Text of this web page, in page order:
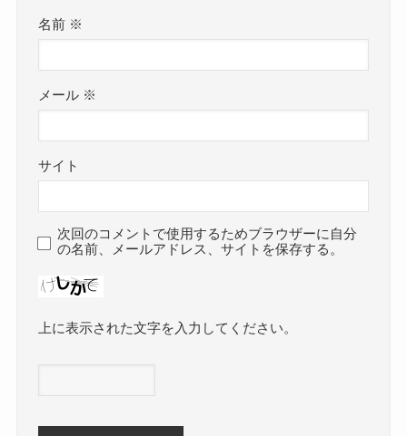
名前 ※
メール ※
サイト
次回のコメントで使用するためブラウザーに自分
の名前、メールアドレス、サイトを保存する。
上に表示された文字を入力してください。